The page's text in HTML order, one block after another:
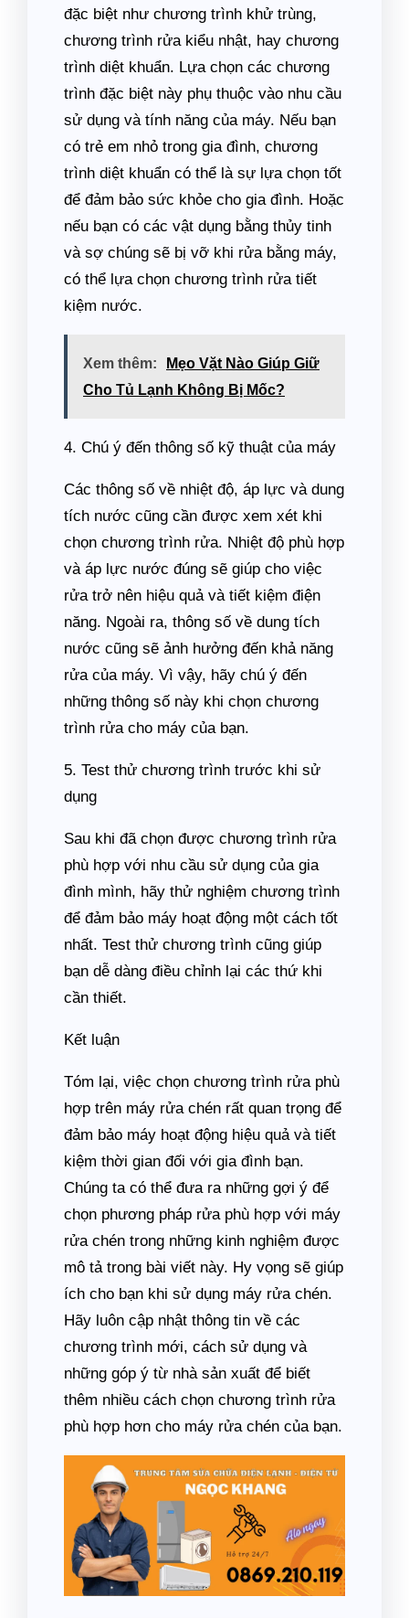
đặc biệt như chương trình khử trùng,
chương trình rửa kiểu nhật, hay chương
trình diệt khuẩn. Lựa chọn các chương
trình đặc biệt này phụ thuộc vào nhu cầu
sử dụng và tính năng của máy. Nếu bạn
có trẻ em nhỏ trong gia đình, chương
trình diệt khuẩn có thể là sự lựa chọn tốt
để đảm bảo sức khỏe cho gia đình. Hoặc
nếu bạn có các vật dụng bằng thủy tinh
và sợ chúng sẽ bị vỡ khi rửa bằng máy,
có thể lựa chọn chương trình rửa tiết
kiệm nước.
Xem thêm:
Mẹo Vặt Nào Giúp Giữ
Cho Tủ Lạnh Không Bị Mốc?
4. Chú ý đến thông số kỹ thuật của máy
Các thông số về nhiệt độ, áp lực và dung
tích nước cũng cần được xem xét khi
chọn chương trình rửa. Nhiệt độ phù hợp
và áp lực nước đúng sẽ giúp cho việc
rửa trở nên hiệu quả và tiết kiệm điện
năng. Ngoài ra, thông số về dung tích
nước cũng sẽ ảnh hưởng đến khả năng
rửa của máy. Vì vậy, hãy chú ý đến
những thông số này khi chọn chương
trình rửa cho máy của bạn.
5. Test thử chương trình trước khi sử
dụng
Sau khi đã chọn được chương trình rửa
phù hợp với nhu cầu sử dụng của gia
đình mình, hãy thử nghiệm chương trình
để đảm bảo máy hoạt động một cách tốt
nhất. Test thử chương trình cũng giúp
bạn dễ dàng điều chỉnh lại các thứ khi
cần thiết.
Kết luận
Tóm lại, việc chọn chương trình rửa phù
hợp trên máy rửa chén rất quan trọng để
đảm bảo máy hoạt động hiệu quả và tiết
kiệm thời gian đối với gia đình bạn.
Chúng ta có thể đưa ra những gợi ý để
chọn phương pháp rửa phù hợp với máy
rửa chén trong những kinh nghiệm được
mô tả trong bài viết này. Hy vọng sẽ giúp
ích cho bạn khi sử dụng máy rửa chén.
Hãy luôn cập nhật thông tin về các
chương trình mới, cách sử dụng và
những góp ý từ nhà sản xuất để biết
thêm nhiều cách chọn chương trình rửa
phù hợp hơn cho máy rửa chén của bạn.